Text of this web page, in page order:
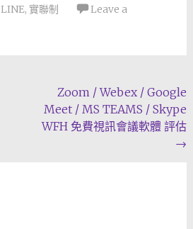
LINE, 實聯制
Leave a
Zoom / Webex / Google
Meet / MS TEAMS / Skype
WFH 免費視訊會議軟體 評估
→